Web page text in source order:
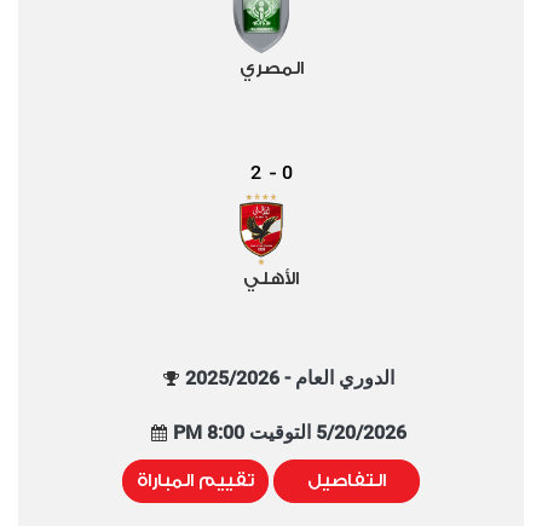
المصري
0
-
2
الأهلي
الدوري العام - 2025/2026
5/20/2026 التوقيت 8:00 PM
التفاصيل تقييم المباراة